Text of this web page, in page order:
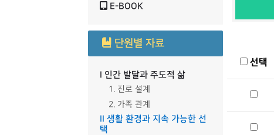
E-BOOK
단원별 자료
I 인간 발달과 주도적 삶
1. 진로 설계
2. 가족 관계
II 생활 환경과 지속 가능한 선
택
선택